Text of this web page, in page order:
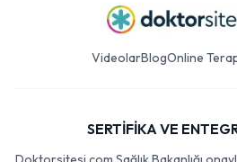
VideolarBlogOnline
SERTİFİKA VE